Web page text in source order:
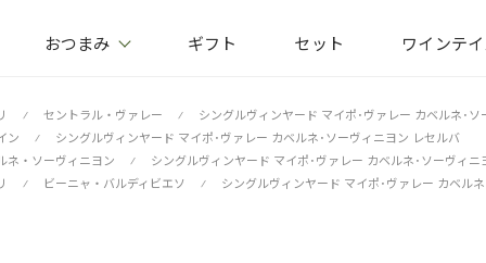
おつまみ ギフト セット ワインテ
⁄ セントラル・ヴァレー ⁄
シングルヴィンヤード マイポ･ヴァレー カベルネ･
ン ⁄
シングルヴィンヤード マイポ･ヴァレー カベルネ･ソーヴィニヨン レセルバ
ネ・ソーヴィニヨン ⁄
シングルヴィンヤード マイポ･ヴァレー カベルネ･ソーヴィニ
⁄ ビーニャ・バルディビエソ ⁄ シングルヴィンヤード マイポ･ヴァレー カベル